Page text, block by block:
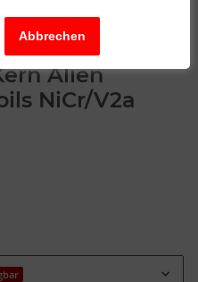
Alien
NiCr/V2a